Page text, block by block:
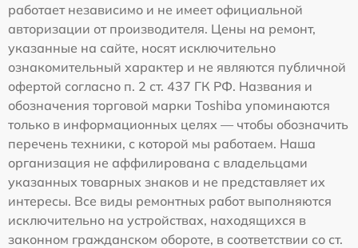
работает независимо и не имеет официальной
авторизации от производителя. Цены на ремонт,
указанные на сайте, носят исключительно
ознакомительный характер и не являются публичной
офертой согласно п. 2 ст. 437 ГК РФ. Названия и
обозначения торговой марки Toshiba упоминаются
только в информационных целях — чтобы обозначить
перечень техники, с которой мы работаем. Наша
организация не аффилирована с владельцами
указанных товарных знаков и не представляет их
интересы. Все виды ремонтных работ выполняются
исключительно на устройствах, находящихся в
законном гражданском обороте, в соответствии со ст.